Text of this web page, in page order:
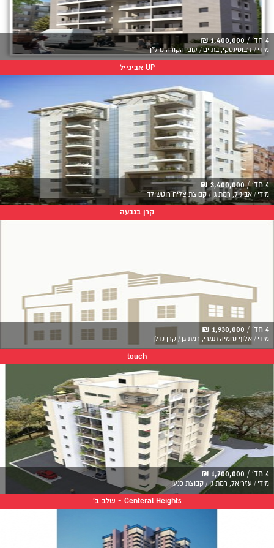
4 חד' / 1,400,000 ₪
מידי / ז'בוטינסקי, בת ים / עובי הקורה נדל"ן
UP אביגייל
4 חד' / 3,400,000 ₪
מידי / אביגיל, רמת גן / קבוצת צליח רוטשילד
קרן בגבעה
4 חד' / 1,930,000 ₪
מידי / אלוף נחמיה תמרי, רמת גן / קרן נדלן
touch
4 חד' / 1,700,000 ₪
מידי / עזריאל, רמת גן / קבוצת כנען
Centeral Heights - שלב ב'